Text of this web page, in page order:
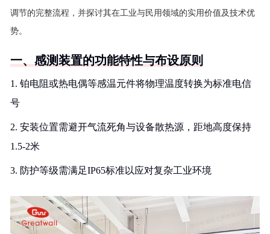
调节的完整流程，并探讨其在工业与民用领域的实用价值及技术优
势。
一、感测装置的功能特性与布设原则
1. 铂电阻或热电偶等感温元件将物理温度转换为标准电信
号
2. 安装位置需避开气流死角与设备散热源，距地高度保持
1.5-2米
3. 防护等级需满足IP65标准以应对复杂工业环境